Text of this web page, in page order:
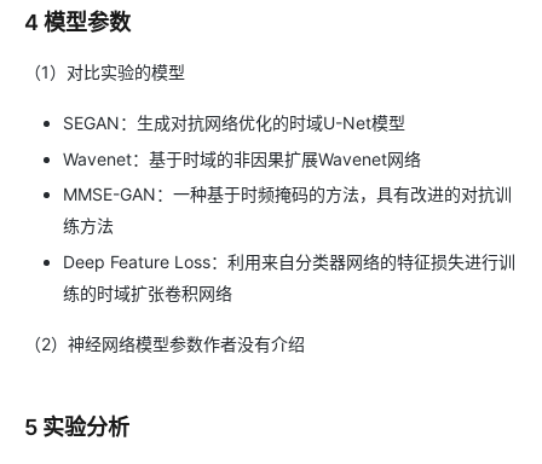
4 模型参数
（1）对比实验的模型
SEGAN：生成对抗网络优化的时域U-Net模型
Wavenet：基于时域的非因果扩展Wavenet网络
MMSE-GAN：一种基于时频掩码的方法，具有改进的对抗训
练方法
Deep Feature Loss：利用来自分类器网络的特征损失进行训
练的时域扩张卷积网络
（2）神经网络模型参数作者没有介绍
5 实验分析